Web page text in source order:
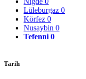
Lüleburgaz 0
Körfez 0
Nusaybin 0
Tefenni 0
Tarih